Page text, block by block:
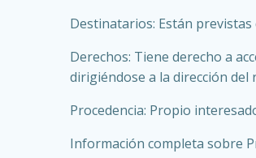
Destinatarios: Están
Derechos: Tiene derecho a
dirigiéndose a la dirección
Procedencia: Propio
Información completa sobre